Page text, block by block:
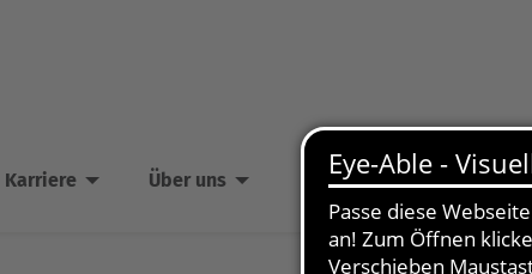
Karriere Über uns Spenden & Helfen